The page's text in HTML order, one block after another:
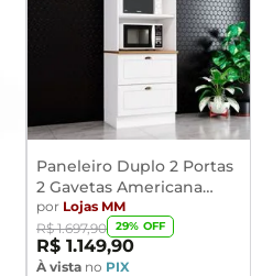
Paneleiro Duplo 2 Portas
2 Gavetas Americana
Henn
por Lojas MM
R$ 1.697,90 29% OFF
R$ 1.149,90
À vista no PIX